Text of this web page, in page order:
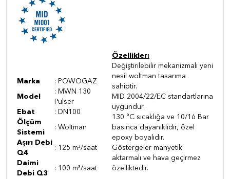
Marka : POWOGAZ
Model
: MWN 130
Pulser
Ebat
: DN100
Ölçüm
Sistemi
: Woltman
Aşırı Debi
Q4
: 125 m³/saat
Daimi
Debi Q3
: 100 m³/saat
Özellikler:
Değiştirilebilir mekanizmalı yeni
nesil woltman tasarıma
sahiptir.
MID 2004/22/EC standartlarına
uygundur.
130 °C sıcaklığa ve 10/16 Bar
basınca dayanıklıdır, özel
epoxy boyalıdır.
Göstergeler manyetik
aktarmalı ve hava geçirmez
özelliktedir.